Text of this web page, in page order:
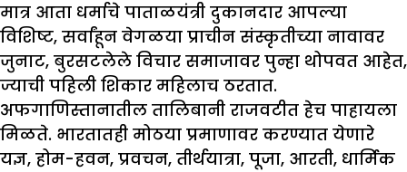
मात्र आता धर्माचे पाताळयंत्री दुकानदार आपल्या
विशिष्ट, सर्वांहून वेगळया प्राचीन संस्कृतीच्या नावावर
जुनाट, बुरसटलेले विचार समाजावर पुन्हा थोपवत आहेत,
ज्याची पहिली शिकार महिलाच ठरतात.
अफगाणिस्तानातील तालिबानी राजवटीत हेच पाहायला
मिळते. भारतातही मोठया प्रमाणावर करण्यात येणारे
यज्ञ, होम-हवन, प्रवचन, तीर्थयात्रा, पूजा, आरती, धार्मिक